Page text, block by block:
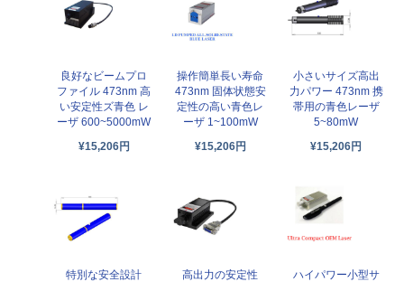
良好なビームプロ
ファイル 473nm 高
い安定性ズ青色 レ
ーザ 600~5000mW
¥15,206円
操作簡単長い寿命
473nm 固体状態安
定性の高い青色レ
ーザ 1~100mW
¥15,206円
小さいサイズ高出
力パワー 473nm 携
帯用の青色レーザ
5~80mW
¥15,206円
特別な安全設計
高出力の安定性
ハイパワー小型サ